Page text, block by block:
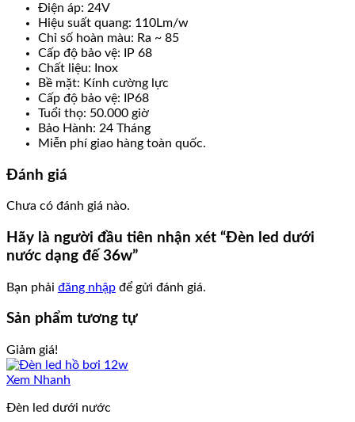
Điện áp: 24V
Hiệu suất quang: 110Lm/w
Chỉ số hoàn màu: Ra ~ 85
Cấp độ bảo vệ: IP 68
Chất liệu: Inox
Bề mặt: Kính cường lực
Cấp độ bảo vệ: IP68
Tuổi thọ: 50.000 giờ
Bảo Hành: 24 Tháng
Miễn phí giao hàng toàn quốc.
Đánh giá
Chưa có đánh giá nào.
Hãy là người đầu tiên nhận xét “Đèn led dưới
nước dạng đế 36w”
Bạn phải đăng nhập để gửi đánh giá.
Sản phẩm tương tự
Giảm giá!
Xem Nhanh
Đèn led dưới nước